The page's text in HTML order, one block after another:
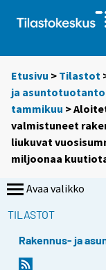
Etusivu > Tilastot
ja asuntotuotanto
tammikuu >
valmistuneet
liukuvat
miljoonaa
Avaa valikko
TILASTOT
Rakennus- ja